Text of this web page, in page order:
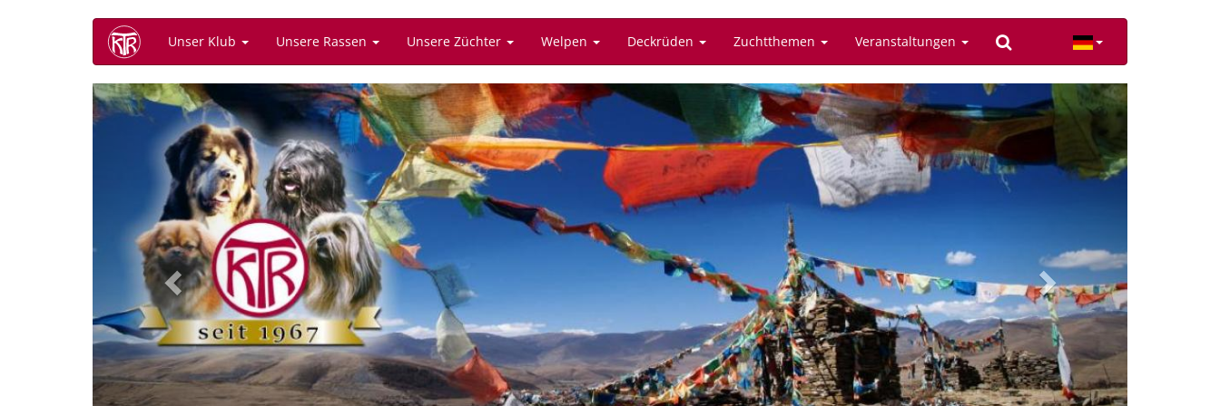
Unser Klub Unsere Rassen Unsere Züchter Welpen Deckrüden Zuchtthemen Veranstaltungen
Previous Next